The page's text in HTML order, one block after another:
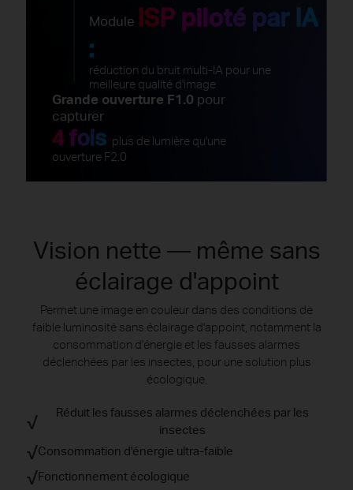
Grande ouverture F1.0 pour
capturer
4 fois plus de lumière qu'une
ouverture F2.0
Module ISP piloté par IA
:
réduction du bruit multi-IA pour une
meilleure qualité d'image
Vision nette — même sans
éclairage d'appoint
Permet une image en couleur dans des conditions de
faible luminosité sans éclairage d'appoint, notamment la
consommation d'énergie et les fausses alarmes
déclenchées par les insectes, pour une solution plus
écologique.
√
Réduit les fausses alarmes déclenchées par les
insectes
√Consommation d'énergie ultra-faible
√Fonctionnement écologique